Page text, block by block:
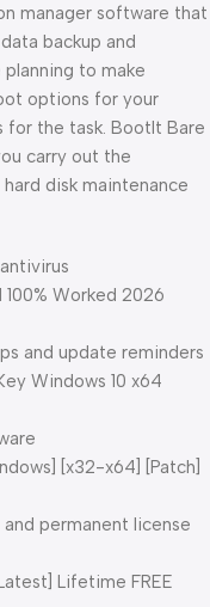
manager software that
backup and
to make
options for your
the task. BootIt Bare
carry out the
disk maintenance
100% Worked 2026
and update reminders
Windows 10 x64
[x32-x64] [Patch]
permanent license
Lifetime FREE